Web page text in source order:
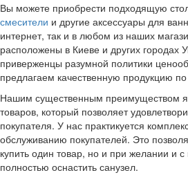
Вы можете приобрести подходящую
смесители и другие аксессуары для
интернет, так и в любом из наших
расположены в Киеве и других
приверженцы разумной политики
предлагаем качественную продукцию
Нашим существенным преимуществом
товаров, который позволяет
покупателя. У нас практикуется
обслуживанию покупателей. Это
купить один товар, но и при желании и
полностью оснастить санузел.